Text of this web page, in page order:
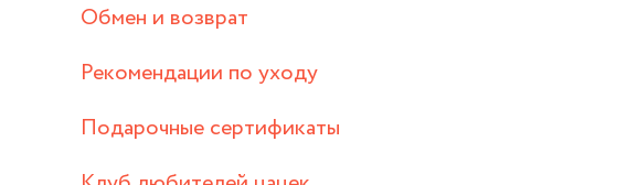
Обмен и возврат
Рекомендации по уходу
Подарочные сертификаты